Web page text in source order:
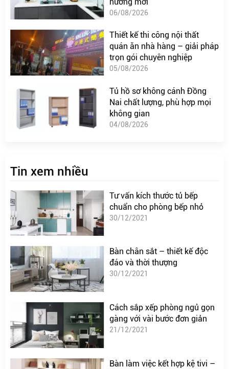
06/08/2026
Thiết kế thi công nội thất
quán ăn nhà hàng – giải pháp
trọn gói chuyên nghiệp
05/08/2026
Tủ hồ sơ không cánh Đồng
Nai chất lượng, phù hợp mọi
không gian
04/08/2026
Tin xem nhiều
Tư vấn kích thước tủ bếp
chuẩn cho phòng bếp nhỏ
30/12/2021
Bàn chân sắt – thiết kế độc
đáo và thời thượng
30/12/2021
Cách sắp xếp phòng ngủ gọn
gàng với vài bước đơn giản
21/12/2021
Bàn làm việc kết hợp kệ tivi –